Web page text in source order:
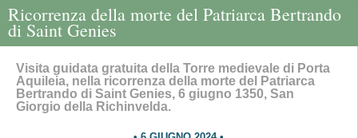
Ricorrenza della morte del Patriarca Bertrando
di Saint Genies
Visita guidata gratuita della Torre medievale di Porta
Aquileia, nella ricorrenza della morte del Patriarca
Bertrando di Saint Genies, 6 giugno 1350, San
Giorgio della Richinvelda.